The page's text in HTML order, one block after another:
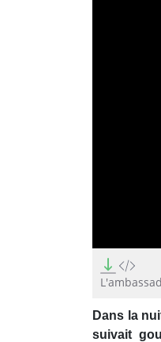
seconds
of
90%
Dans la
suivait